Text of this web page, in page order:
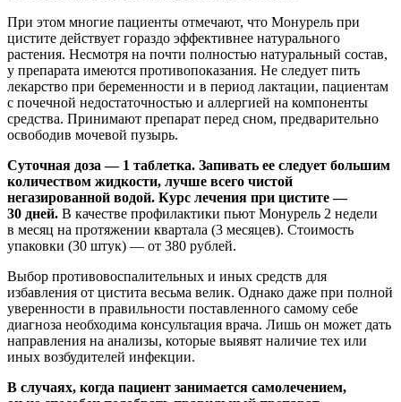
При этом многие пациенты отмечают, что Монурель при
цистите действует гораздо эффективнее натурального
растения. Несмотря на почти полностью натуральный состав,
у препарата имеются противопоказания. Не следует пить
лекарство при беременности и в период лактации, пациентам
с почечной недостаточностью и аллергией на компоненты
средства. Принимают препарат перед сном, предварительно
освободив мочевой пузырь.
Суточная доза — 1 таблетка. Запивать ее следует большим
количеством жидкости, лучше всего чистой
негазированной водой. Курс лечения при цистите —
30 дней. В качестве профилактики пьют Монурель 2 недели
в месяц на протяжении квартала (3 месяцев). Стоимость
упаковки (30 штук) — от 380 рублей.
Выбор противовоспалительных и иных средств для
избавления от цистита весьма велик. Однако даже при полной
уверенности в правильности поставленного самому себе
диагноза необходима консультация врача. Лишь он может дать
направления на анализы, которые выявят наличие тех или
иных возбудителей инфекции.
В случаях, когда пациент занимается самолечением,